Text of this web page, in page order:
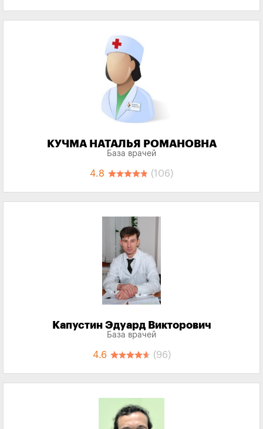
КУЧМА НАТАЛЬЯ РОМАНОВНА
База врачей
4.8 (106)
Капустин Эдуард Викторович
База врачей
4.6 (96)